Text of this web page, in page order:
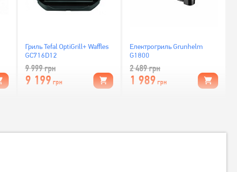
Гриль Tefal OptiGrill+ Waffles
GC716D12
9 999грн
9 199 грн
Електрогриль Grunhelm
G1800
2 489грн
1 989 грн